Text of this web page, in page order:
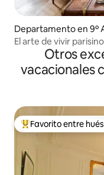
Departamento en 9º
El arte de vivir
Otros
vacacionales
De los mejores en
Favorito entre